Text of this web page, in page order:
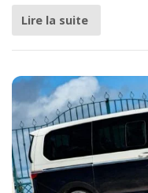
Lire la suite